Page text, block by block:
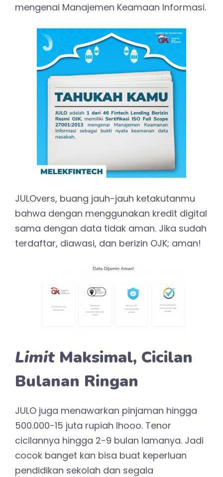
mengenai Manajemen Keamaan Informasi.
JULOvers, buang jauh-jauh ketakutanmu
bahwa dengan menggunakan kredit digital
sama dengan data tidak aman. Jika sudah
terdaftar, diawasi, dan berizin OJK; aman!
LimitMaksimal, Cicilan
Bulanan Ringan
JULO juga menawarkan pinjaman hingga
500.000-15 juta rupiah lhooo. Tenor
cicilannya hingga 2-9 bulan lamanya. Jadi
cocok banget kan bisa buat keperluan
pendidikan sekolah dan segala